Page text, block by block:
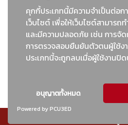
คุกกี้ประเภทนี้มีความจำเป็นต่อก
เว็บไซต์ เพื่อให้เว็บไซต์สามารถ
และมีความปลอดภัย เช่น การจัด
การตรวจสอบยืนยันตัวตนผู้ใช้ง
ประเภทนี้จะถูกลบเมื่อผู้ใช้งานปิด
อนุญาตทั้งหมด
Powered by PCU3ED
ข่าวสาร/ประกาศ
: เอกสารส่งเสริมความโปร่งใสในการจัดซื้อจัด
ข่าวสารจัดซื้อจัดจ้าง
: แผนการจัดซื้อจัดจ้าง